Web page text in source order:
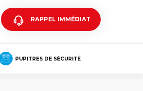
RAPPEL IMMÉDIAT
PUPITRES DE SÉCURITÉ